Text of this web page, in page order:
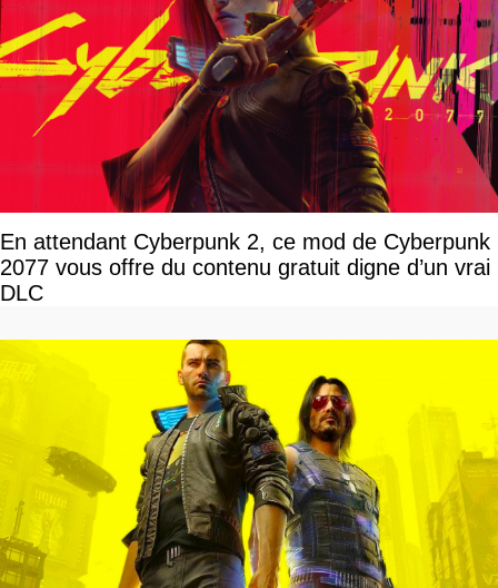
En attendant Cyberpunk 2, ce mod de Cyberpunk
2077 vous offre du contenu gratuit digne d’un vrai
DLC